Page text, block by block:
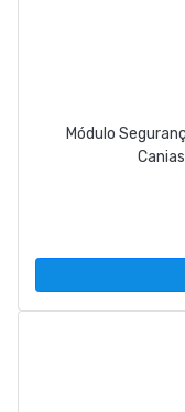
Módulo